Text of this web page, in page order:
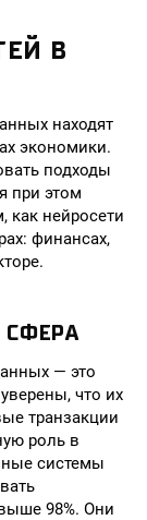
В
находят
экономики.
подходы
при этом
как нейросети
финансах,
СФЕРА
— это
что их
транзакции
роль в
системы
98%. Они